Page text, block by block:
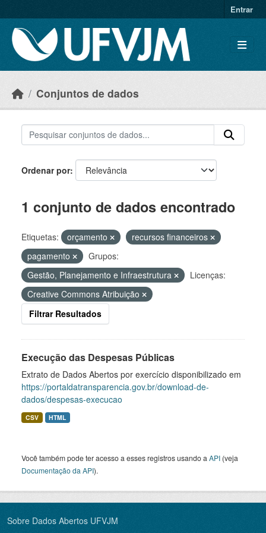
Entrar
Conjuntos de dados
Ordenar por
1 conjunto de dados encontrado
Etiquetas: orçamento
recursos financeiros
pagamento
Grupos:
Gestão, Planejamento e Infraestrutura
Licenças:
Creative Commons Atribuição
Filtrar Resultados
Execução das Despesas Públicas
Extrato de Dados Abertos por exercício disponibilizado em
https://portaldatransparencia.gov.br/download-de-
dados/despesas-execucao
CSV HTML
Você também pode ter acesso a esses registros usando a API (veja
Documentação da API).
Sobre Dados Abertos UFVJM